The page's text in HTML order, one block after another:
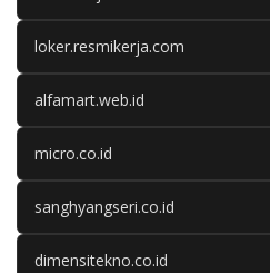
loker.resmikerja.com
alfamart.web.id
micro.co.id
sanghyangseri.co.id
dimensitekno.co.id